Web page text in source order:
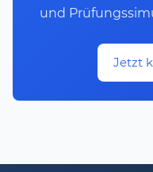
und
Jetzt